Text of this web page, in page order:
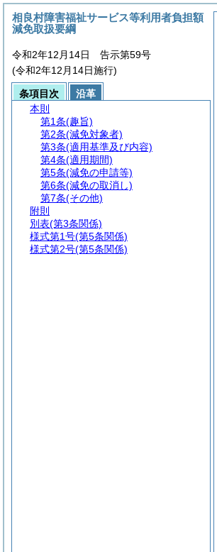
相良村障害福祉サービス等利用者負担額
減免取扱要綱
令和2年12月14日 告示第59号
(令和2年12月14日施行)
条項目次
沿革
本則
第1条(趣旨)
第2条(減免対象者)
第3条(適用基準及び内容)
第4条(適用期間)
第5条(減免の申請等)
第6条(減免の取消し)
第7条(その他)
附則
別表(第3条関係)
様式第1号(第5条関係)
様式第2号(第5条関係)